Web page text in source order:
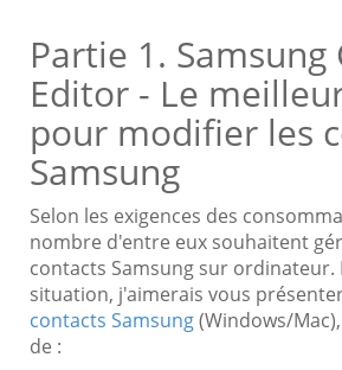
Partie 1. Samsung
Editor - Le
pour modifier les
Samsung
Selon les exigences des
nombre d'entre eux souhaitent
contacts Samsung sur ordinateur.
situation, j'aimerais vous
contacts Samsung(Windows/
de :